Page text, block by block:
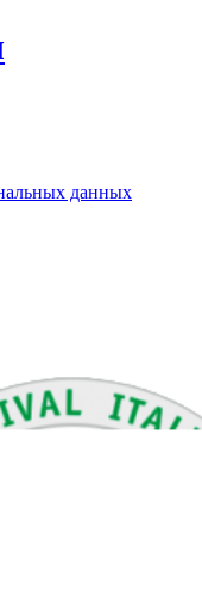
данных